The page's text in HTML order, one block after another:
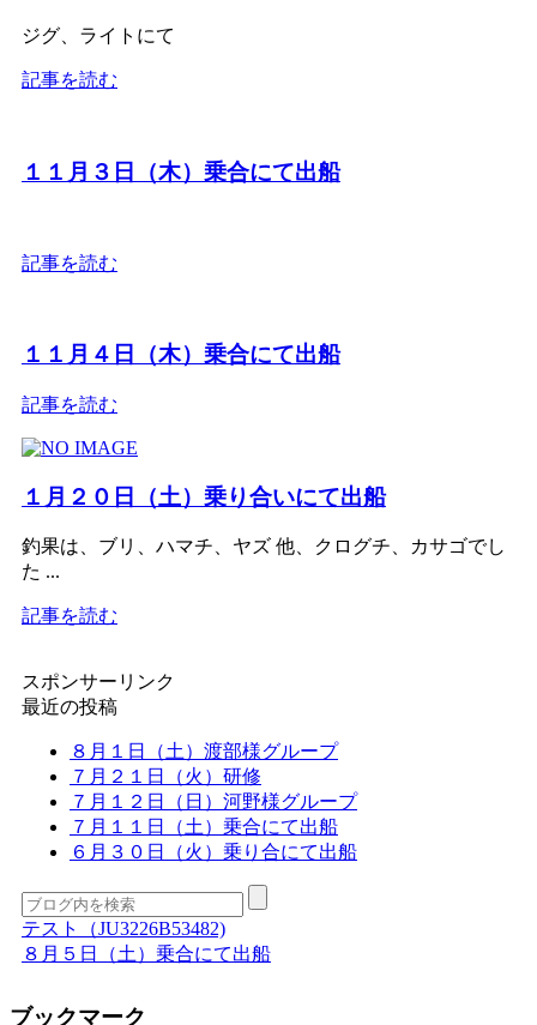
ジグ、ライトにて
記事を読む
１１月３日（木）乗合にて出船
記事を読む
１１月４日（木）乗合にて出船
記事を読む
１月２０日（土）乗り合いにて出船
釣果は、ブリ、ハマチ、ヤズ 他、クログチ、カサゴでし
た ...
記事を読む
スポンサーリンク
最近の投稿
８月１日（土）渡部様グループ
７月２１日（火）研修
７月１２日（日）河野様グループ
７月１１日（土）乗合にて出船
６月３０日（火）乗り合にて出船
テスト（JU3226B53482)
８月５日（土）乗合にて出船
ブックマーク